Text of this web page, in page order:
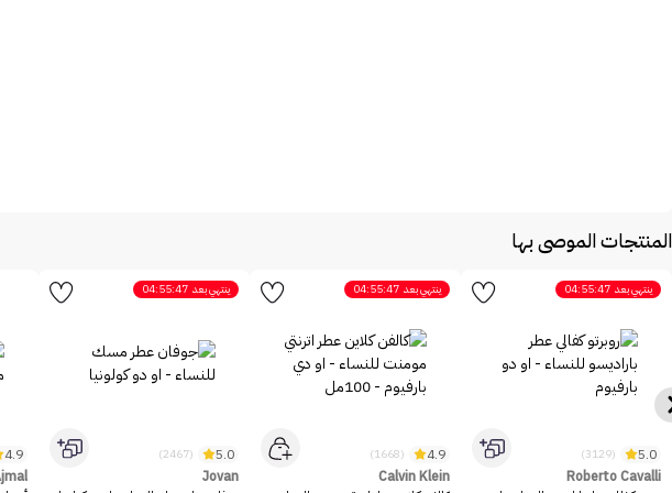
المنتجات الموصى بها
ينتهي بعد 04:55:47
5.0
(3129)
Roberto Cavalli
ينتهي بعد 04:55:47
4.9
(1668)
Calvin Klein
ينتهي بعد 04:55:47
5.0
(2467)
Jovan
4.9